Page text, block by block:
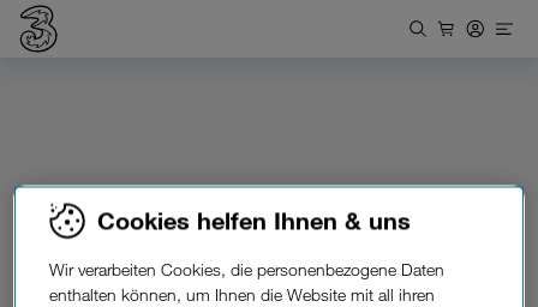
Cookies helfen Ihnen & uns
Wir verarbeiten Cookies, die personenbezogene Daten
enthalten können, um Ihnen die Website mit all ihren